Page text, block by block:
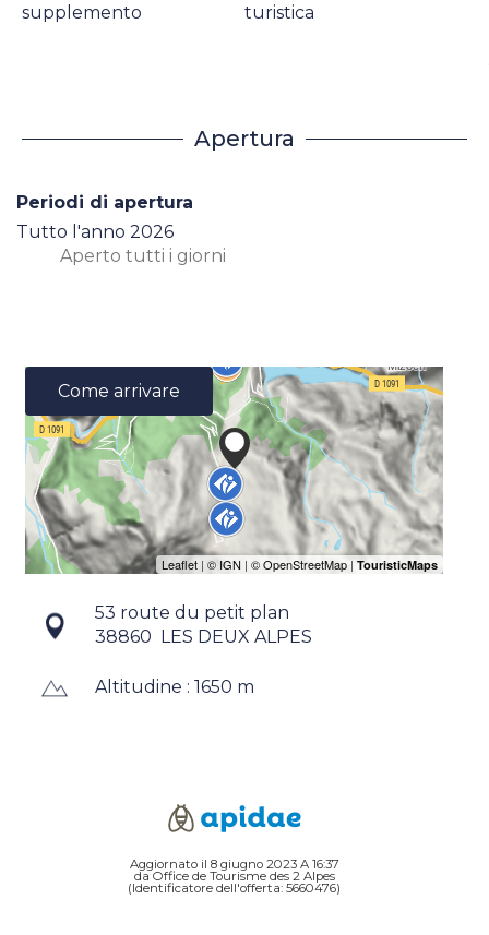
supplemento turistica
Apertura
Periodi di apertura
Tutto l'anno 2026
Aperto tutti i giorni
Come arrivare
53 route du petit plan
38860
LES DEUX ALPES
Altitudine : 1650 m
Aggiornato il 8 giugno 2023 A 16:37
da Office de Tourisme des 2 Alpes
(Identificatore dell'offerta: 5660476)